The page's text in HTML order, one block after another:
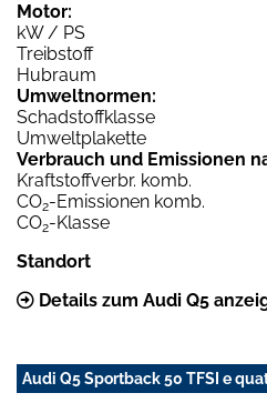
Motor:
kW / PS
Treibstoff
Hubraum
Umweltnormen:
Schadstoffklasse
Umweltplakette
Verbrauch und Emissionen
Kraftstoffverbr. komb.
CO2-Emissionen komb.
CO2-Klasse
Standort
Details zum Audi Q5
Audi Q5 Sportback 50 TFSI e